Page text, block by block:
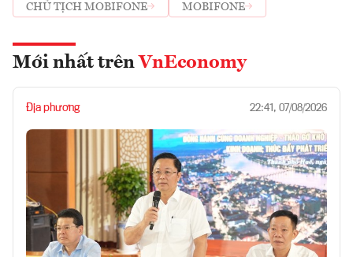
CHỦ TỊCH MOBIFONE MOBIFONE
Mới nhất trên VnEconomy
Địa phương 22:41, 07/08/2026